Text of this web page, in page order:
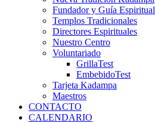
Fundador y Guía Espiritual
Templos Tradicionales
Directores Espirituales
Nuestro Centro
Voluntariado
GrillaTest
EmbebidoTest
Tarjeta Kadampa
Maestros
CONTACTO
CALENDARIO